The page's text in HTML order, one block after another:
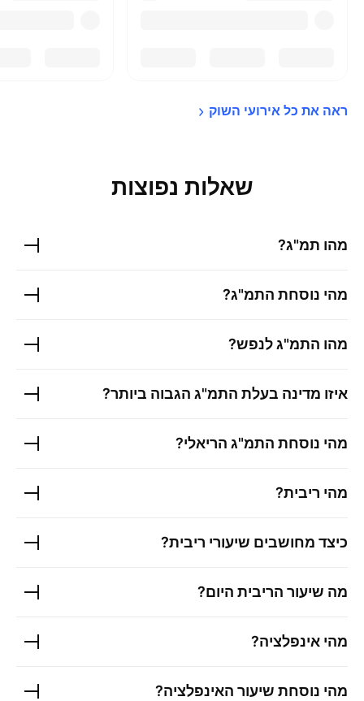
ראה את כל אירועי השוק
שאלות נפוצות
מהו תמ"ג?
מהי נוסחת התמ"ג?
מהו התמ"ג לנפש?
איזו מדינה בעלת התמ"ג הגבוה ביותר?
מהי נוסחת התמ"ג הריאלי?
מהי ריבית?
כיצד מחושבים שיעורי ריבית?
מה שיעור הריבית היום?
מהי אינפלציה?
מהי נוסחת שיעור האינפלציה?